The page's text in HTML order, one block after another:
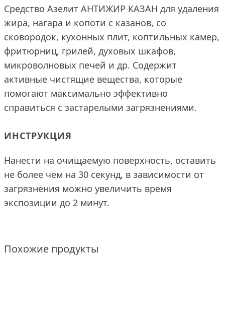
Средство Азелит АНТИЖИР КАЗАН для удаления
жира, нагара и копоти с казанов, со
сковородок, кухонных плит, коптильных камер,
фритюрниц, грилей, духовых шкафов,
микроволновых печей и др. Содержит
активные чистящие вещества, которые
помогают максимально эффективно
справиться с застарелыми загрязнениями.
ИНСТРУКЦИЯ
Нанести на очищаемую поверхность, оставить
не более чем на 30 секунд, в зависимости от
загрязнения можно увеличить время
экспозиции до 2 минут.
Похожие продукты